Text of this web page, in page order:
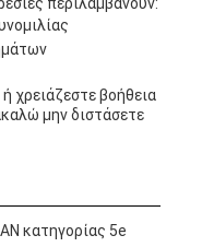
περιλαμβάνουν:
χρειάζεστε βοήθεια
μην διστάσετε
κατηγορίας 5e